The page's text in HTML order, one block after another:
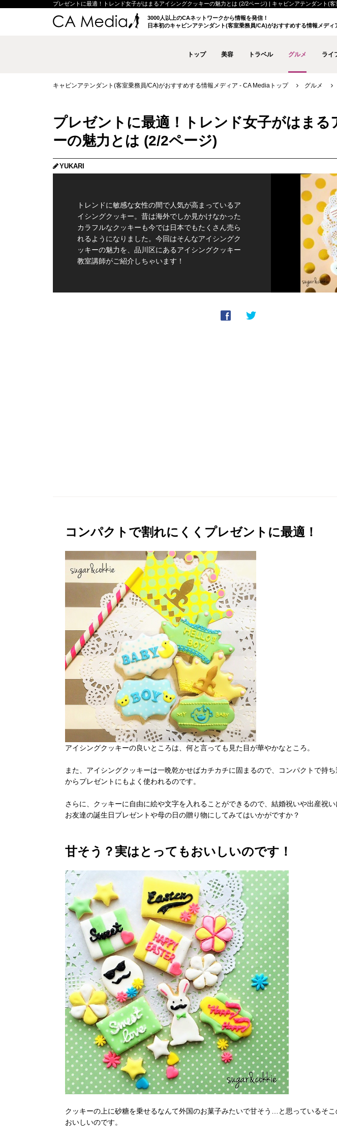
プレゼントに最適！トレンド女子がはまるアイシングクッキーの魅力とは (2/2ページ) | キャビンアテンダント(
3000人以上のCAネットワークから情報を発信！
日本初のキャビンアテンダント(客室乗務員/CA)がおすすめする情報メディ
トップ 美容 トラベル グルメ ライ
キャビンアテンダント(客室乗務員/CA)がおすすめする情報メディア - CA Mediaトップ グルメ
プレゼントに最適！トレンド女子がはまる
ーの魅力とは (2/2ページ)
YUKARI
トレンドに敏感な女性の間で人気が高まっているア
イシングクッキー。昔は海外でしか見かけなかった
カラフルなクッキーも今では日本でもたくさん売ら
れるようになりました。今回はそんなアイシングク
ッキーの魅力を、品川区にあるアイシングクッキー
教室講師がご紹介しちゃいます！
コンパクトで割れにくくプレゼントに最適！
アイシングクッキーの良いところは、何と言っても見た目が華やかなところ。
また、アイシングクッキーは一晩乾かせばカチカチに固まるので、コンパクトで持
からプレゼントにもよく使われるのです。
さらに、クッキーに自由に絵や文字を入れることができるので、結婚祝いや出産祝い
お友達の誕生日プレゼントや母の日の贈り物にしてみてはいかがですか？
甘そう？実はとってもおいしいのです！
クッキーの上に砂糖を乗せるなんて外国のお菓子みたいで甘そう…と思っているそ
おいしいのです。